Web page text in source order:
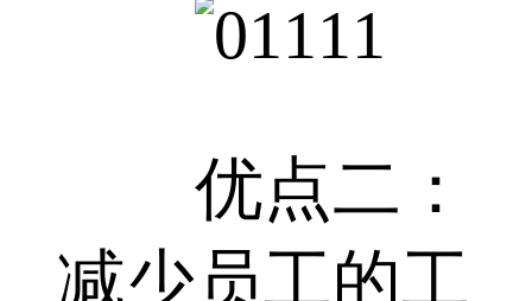
优点二：
减少员工的工